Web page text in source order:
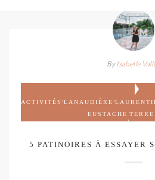
ByIsabelle
ACTIVITÉS ,LANAUDIÈRE ,
EUSTACHE
5 PATINOIRES À ESSAYER